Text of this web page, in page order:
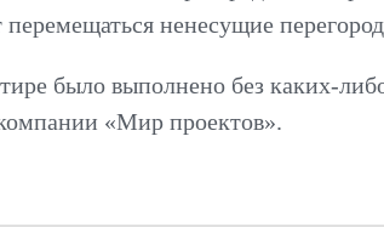
ненесущие
было выполнено без каких-
«Мир проектов».